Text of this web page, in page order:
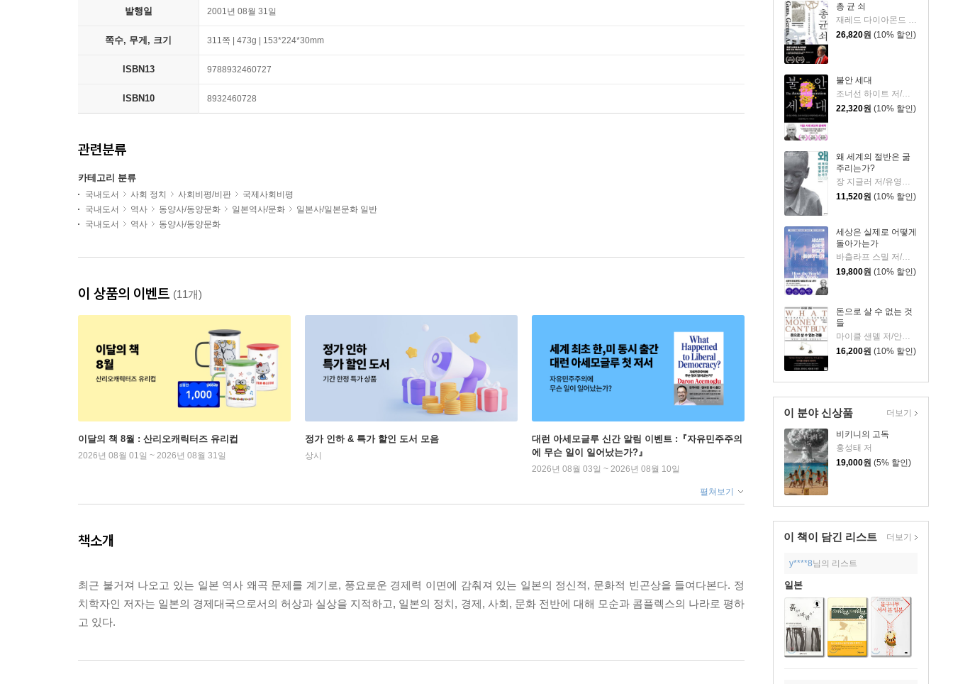
총 균 쇠
재레드 다이아몬드 저/강주헌 역
26,820원 (10% 할인)
불안 세대
조너선 하이트 저/이충호 역
22,320원 (10% 할인)
왜 세계의 절반은 굶
주리는가?
장 지글러 저/유영미 역
11,520원 (10% 할인)
세상은 실제로 어떻게
돌아가는가
바츨라프 스밀 저/강주헌 역
19,800원 (10% 할인)
돈으로 살 수 없는 것
들
16,200원 (10% 할인)
이 분야 신상품
비키니의 고독
홍성태 저
19,000원 (5% 할인)
더보기
이 책이 담긴 리스트 더보기
y****8님의 리스트
일본
발행일 2001년 08월 31일
쪽수, 무게, 크기 311쪽 | 473g | 153*224*30mm
ISBN13 9788932460727
ISBN10 8932460728
관련분류
카테고리 분류
국내도서 사회 정치 사회비평/비판
국제사회비평
국내도서
역사 동양사/동양문화 일본역사/문화
일본사/일본문화 일반
국내도서
역사 동양사/동양문화
이 상품의 이벤트 (11개)
이달의 책 8월 : 산리오캐릭터즈 유리컵
2026년 08월 01일 ~ 2026년 08월 31일
정가 인하 & 특가 할인 도서 모음
상시
대런 아세모글루 신간 알림 이벤트 :『자유민주주의
에 무슨 일이 일어났는가?』
2026년 08월 03일 ~ 2026년 08월 10일
펼쳐보기
책소개
최근 불거져 나오고 있는 일본 역사 왜곡 문제를 계기로, 풍요로운 경제력 이면에 감춰져 있는 일본의 정신적, 문화적 빈곤상을 들여다본다. 정
치학자인 저자는 일본의 경제대국으로서의 허상과 실상을 지적하고, 일본의 정치, 경제, 사회, 문화 전반에 대해 모순과 콤플렉스의 나라로 평하
고 있다.